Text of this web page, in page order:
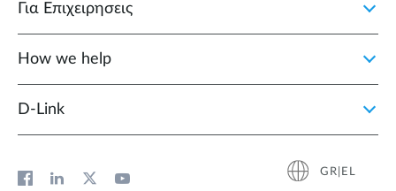
Για Επιχειρησεις
How we help
D‑Link
GR|EL